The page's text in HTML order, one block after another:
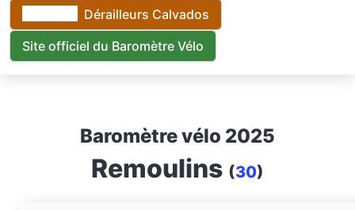
Dérailleurs Calvados
Site officiel du Baromètre Vélo
Baromètre vélo 2025
Remoulins (30)